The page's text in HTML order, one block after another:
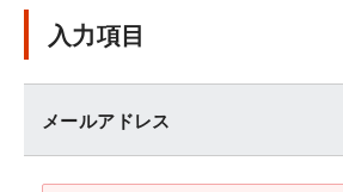
入力項目
メールアドレス